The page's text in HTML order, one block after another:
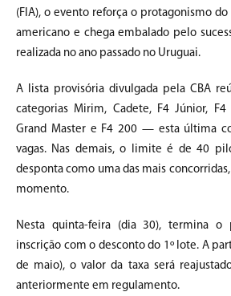
(FIA), o evento reforça o protagonismo
americano e chega embalado pelo
realizada no ano passado no Uruguai.
A lista provisória divulgada pela CBA
categorias Mirim, Cadete, F4 Júnior, F4
Grand Master e F4 200 — esta última
vagas. Nas demais, o limite é de 40
desponta como uma das mais
momento.
Nesta quinta-feira (dia 30), termina o
inscrição com o desconto do 1º lote. A
de maio), o valor da taxa será
anteriormente em regulamento.